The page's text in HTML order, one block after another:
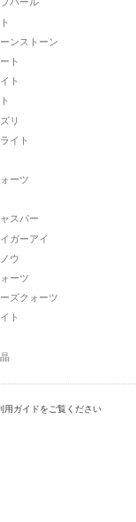
ンストーン
ト
ト
リ
イト
ーツ
スパー
ガーアイ
ウ
ーツ
ズクォーツ
ト
用ガイドをご覧ください